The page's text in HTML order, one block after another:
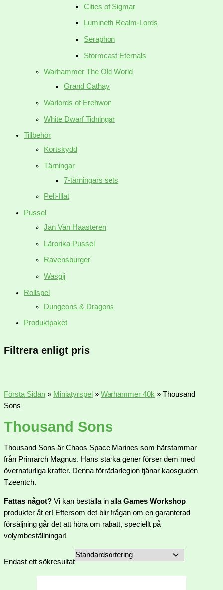
Cities of Sigmar
Lumineth Realm-Lords
Seraphon
Stormcast Eternals
Warhammer The Old World
Grand Cathay
Warlords of Erehwon
White Dwarf Tidningar
Tillbehör
Kortskydd
Tärningar
7-tärningars sets
Peli-Illat
Pussel
Jan Van Haasteren
Lärorika Pussel
Ravensburger
Wasgij
Rollspel
Dungeons & Dragons
Produktpaket
Filtrera enligt pris
Första Sidan » Miniatyrspel » Warhammer 40k » Thousand
Sons
Thousand Sons
Thousand Sons är Chaos Space Marines som härstammar
från Primarch Magnus. Hans starka gener förser dem med
övernaturliga krafter. Denna förrädarlegion tjänar kaosguden
Tzeentch.
Fattas något? Vi kan beställa in alla Games Workshop
produkter åt er! Eftersom det blir frågan om en garanterad
försäljning går det att höra om rabatt, speciellt på
volymbeställningar!
Endast ett sökresultat